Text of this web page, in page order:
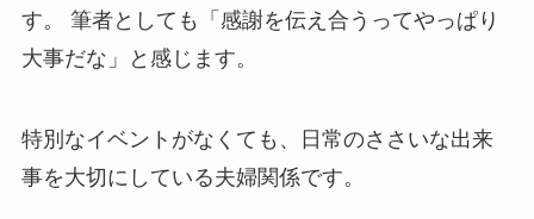
す。 筆者としても「感謝を伝え合うってやっぱり
大事だな」と感じます。
特別なイベントがなくても、日常のささいな出来
事を大切にしている夫婦関係です。